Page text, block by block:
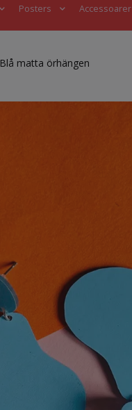
Posters Accessoarer
Blå matta örhängen